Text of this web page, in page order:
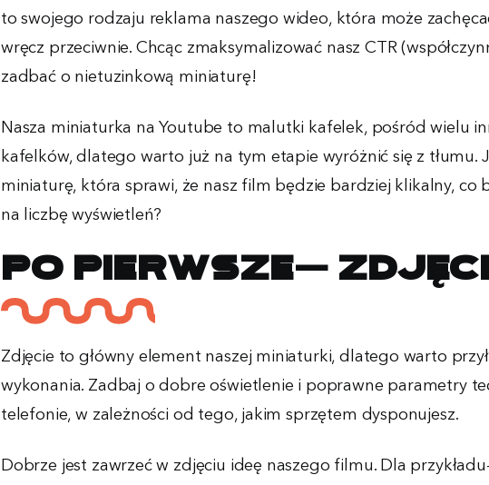
to swojego rodzaju reklama naszego wideo, która może
wręcz przeciwnie. Chcąc zmaksymalizować nasz CTR
zadbać o nietuzinkową miniaturę!
Nasza miniaturka na Youtube to malutki kafelek, pośród wielu
kafelków, dlatego warto już na tym etapie wyróżnić się z tłumu.
miniaturę, która sprawi, że nasz film będzie bardziej klikalny, co
na liczbę wyświetleń?
Po pierwsze-
Zdjęcie to główny element naszej miniaturki, dlatego warto
wykonania. Zadbaj o dobre oświetlenie i poprawne parametry
telefonie, w zależności od tego, jakim sprzętem dysponujesz.
Dobrze jest zawrzeć w zdjęciu ideę naszego filmu. Dla